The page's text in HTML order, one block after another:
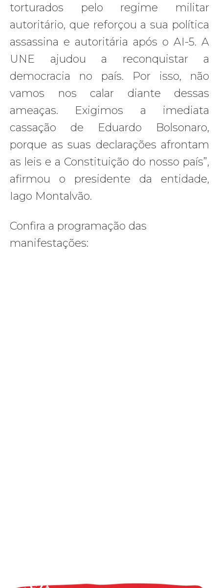
torturados pelo regime militar
autoritário, que reforçou a sua política
assassina e autoritária após o AI-5. A
UNE ajudou a reconquistar a
democracia no país. Por isso, não
vamos nos calar diante dessas
ameaças. Exigimos a imediata
cassação de Eduardo Bolsonaro,
porque as suas declarações afrontam
as leis e a Constituição do nosso país”,
afirmou o presidente da entidade,
Iago Montalvão.
Confira a programação das
manifestações: